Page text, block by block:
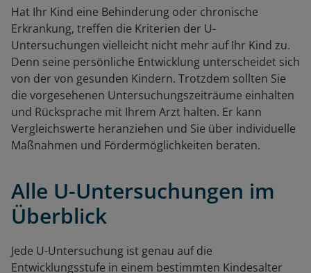
Hat Ihr Kind eine Behinderung oder chronische
Erkrankung, treffen die Kriterien der U-
Untersuchungen vielleicht nicht mehr auf Ihr Kind zu.
Denn seine persönliche Entwicklung unterscheidet sich
von der von gesunden Kindern. Trotzdem sollten Sie
die vorgesehenen Untersuchungszeiträume einhalten
und Rücksprache mit Ihrem Arzt halten. Er kann
Vergleichswerte heranziehen und Sie über individuelle
Maßnahmen und Fördermöglichkeiten beraten.
Alle U-Untersuchungen im
Überblick
Jede U-Untersuchung ist genau auf die
Entwicklungsstufe in einem bestimmten Kindesalter